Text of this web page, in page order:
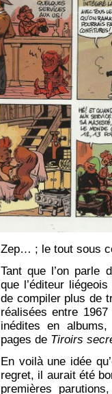
Zep… ; le tout sous
Tant que l’on parle
que l’éditeur
de compiler plus de
réalisées entre
inédites en
pages de Tiroirs
En voilà une idée
regret, il aurait été
premières